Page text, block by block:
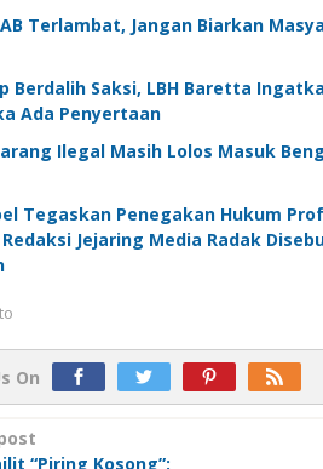
Terlambat, Jangan Biarkan
Berdalih Saksi, LBH Baretta
Ada Penyertaan
Ilegal Masih Lolos Masuk
Tegaskan Penegakan Hukum
Jejaring Media Radak
On
“Piring Kosong”: